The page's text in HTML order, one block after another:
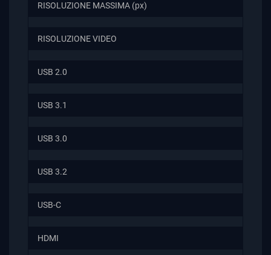
RISOLUZIONE MASSIMA (px)
RISOLUZIONE VIDEO
USB 2.0
USB 3.1
USB 3.0
USB 3.2
USB-C
HDMI